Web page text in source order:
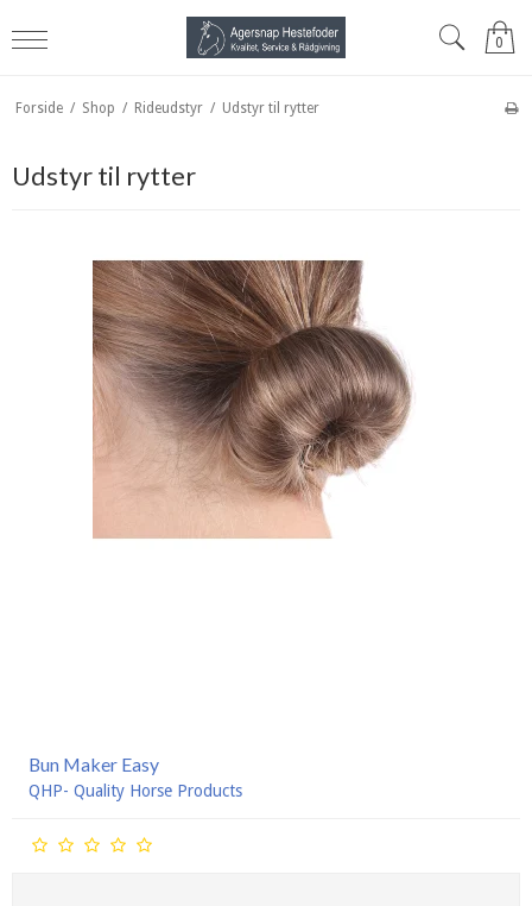
0
Forside / Shop / Rideudstyr / Udstyr til rytter
Udstyr til rytter
Bun Maker Easy
QHP- Quality Horse Products